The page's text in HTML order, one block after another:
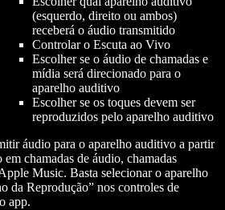
(esquerdo, direito ou ambos)
receberá o áudio transmitido
Controlar o Escuta ao Vivo
Escolher se o áudio de chamadas e
mídia será direcionado para o
aparelho auditivo
Escolher se os toques devem ser
reproduzidos pelo aparelho auditivo
áudio para o aparelho auditivo a partir
chamadas de áudio, chamadas
Music. Basta selecionar o aparelho
da Reprodução” nos controles de
app.